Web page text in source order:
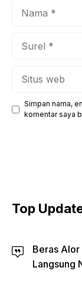
Simpan nama,
komentar saya
Top
Beras Alor
Langsung